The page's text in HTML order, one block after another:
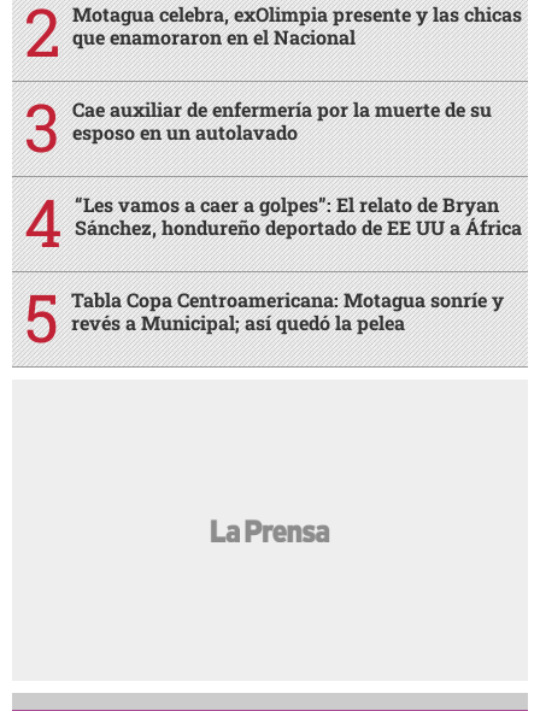
Motagua celebra, exOlimpia presente y las chicas
que enamoraron en el Nacional
Cae auxiliar de enfermería por la muerte de su
esposo en un autolavado
“Les vamos a caer a golpes”: El relato de Bryan
Sánchez, hondureño deportado de EE UU a África
Tabla Copa Centroamericana: Motagua sonríe y
revés a Municipal; así quedó la pelea